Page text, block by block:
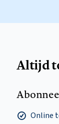
Altijd
Online